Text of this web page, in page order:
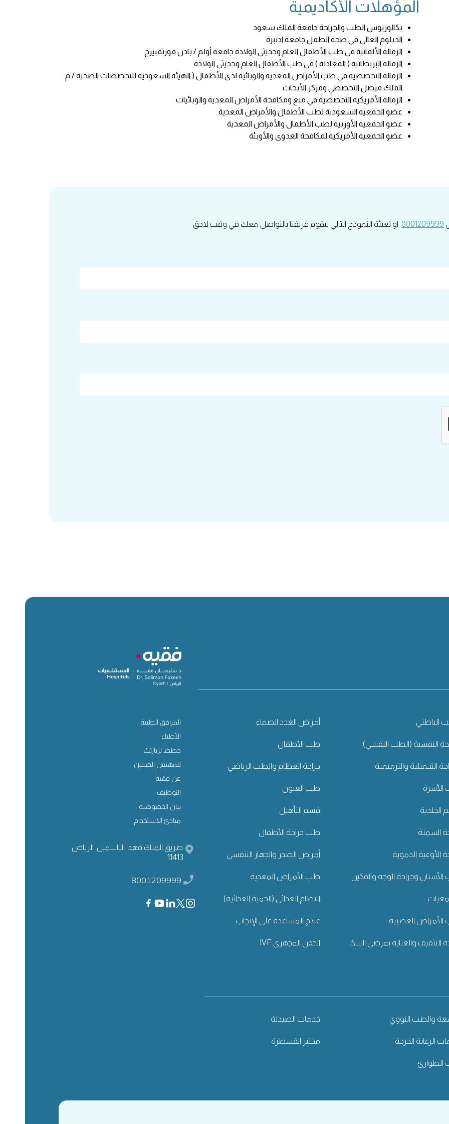
المؤهلات الأكاديمية
بكالوريوس الطب والجراحة جامعة الملك سعود
الدبلوم العالي في صحة الطفل جامعة ادنبرة
الزمالة الألمانية في طب الأطفال العام وحديثي الولادة جامعة أولم / بادن فورتمبيرج
الزمالة البريطانية ( المعادلة ) في طب الأطفال العام وحديثي الولادة
الزمالة التخصصية في طب الأمراض المعدية والوبائية لدى الأطفال ( الهيئة السعودية للتخصصات الصحية / م.
الملك فيصل التخصصي ومركز الأبحاث
الزمالة الأمريكية التخصصية في منع ومكافحة الأمراض المعدية والوبائيات
عضو الجمعية السعودية لطب الأطفال والأمراض المعدية
عضو الجمعية الأوربية لطب الأطفال والأمراض المعدية
عضو الجمعية الأمريكية لمكافحة العدوى والأوبئة
8001209999 او تعبئة النموذج التالي ليقوم فريقنا بالتواصل معك في وقت لاحق
الباطني أمراض الغدد الصماء
النفسية (الطب النفسي) طب الأطفال
التجميلية والترميمية جراحة العظام والطب الرياضي
طب العيون
الجلدية قسم التأهيل
السمنة طب جراحة الأطفال
الأوعية الدموية أمراض الصدر والجهاز التنفسي
وجراحة الوجه والفكين طب الأمراض المعدية
النظام الغذائي (الحمية الغذائية)
العصبية علاج المساعدة على الإنجاب
التثقيف والعناية بمرضى السكري الحقن المجهري IVF
والطب النووي خدمات الصيدلة
الرعاية الحرجة مختبر القسطرة
المرافق الطبية
الأطباء
خطط لزيارتك
للمهنيين الطبيين
عن فقيه
التوظيف
بيان الخصوصية
مبادئ الاستخدام
طريق الملك فهد، الياسمين، الرياض
11413
8001209999